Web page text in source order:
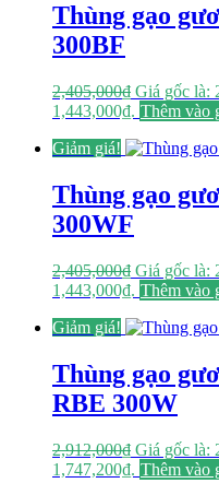
Thùng gạo
300BF
2,405,000₫ Giá gốc là:
1,443,000₫. Thêm vào
Giảm giá!
Thùng gạo
300WF
2,405,000₫ Giá gốc là:
1,443,000₫. Thêm vào
Giảm giá!
Thùng gạo
RBE 300W
2,912,000₫ Giá gốc là:
1,747,200₫. Thêm vào